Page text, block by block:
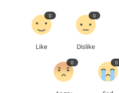
Like
0
Dislike
0
0 0